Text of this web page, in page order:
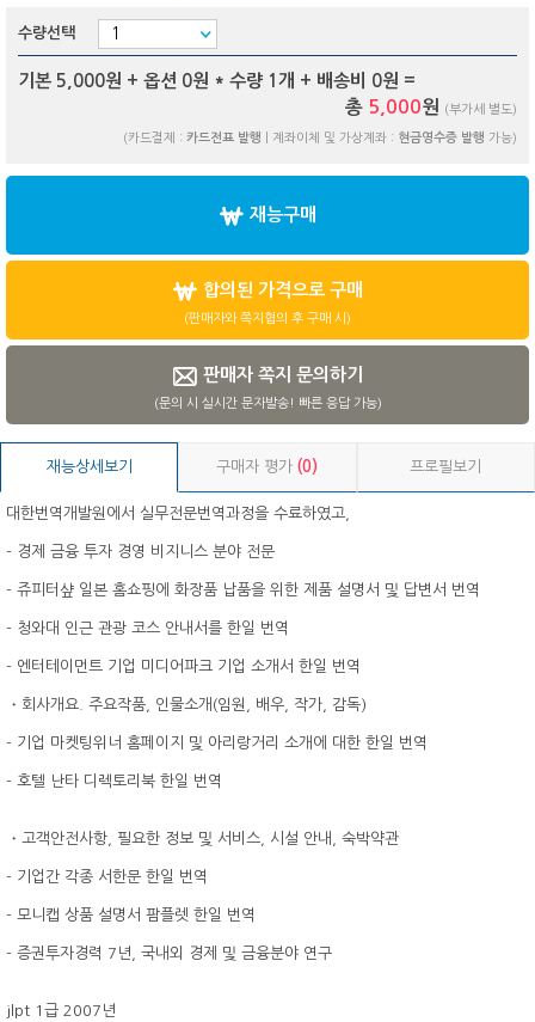
수량선택
기본 5,000원 + 옵션 0원 * 수량 1 개 + 배송비 0원 =
총 5,000원 (부가세 별도)
(카드결제 : 카드전표 발행 | 계좌이체 및 가상계좌 : 현금영수증 발행 가능)
재능구매
합의된 가격으로 구매
(판매자와 쪽지협의 후 구매 시)
판매자 쪽지 문의하기
(문의 시 실시간 문자발송! 빠른 응답 가능)
재능상세보기 구매자 평가(0) 프로필보기
대한번역개발원에서 실무전문번역과정을 수료하였고,
- 경제 금융 투자 경영 비지니스 분야 전문
- 쥬피터샾 일본 홈쇼핑에 화장품 납품을 위한 제품 설명서 및 답변서 번역
- 청와대 인근 관광 코스 안내서를 한일 번역
- 엔터테이먼트 기업 미디어파크 기업 소개서 한일 번역
・회사개요. 주요작품, 인물소개(임원, 배우, 작가, 감독)
- 기업 마켓팅위너 홈페이지 및 아리랑거리 소개에 대한 한일 번역
- 호텔 난타 디렉토리북 한일 번역
・고객안전사항, 필요한 정보 및 서비스, 시설 안내, 숙박약관
- 기업간 각종 서한문 한일 번역
- 모니캡 상품 설명서 팜플렛 한일 번역
- 증권투자경력 7년, 국내외 경제 및 금융분야 연구
jlpt 1급 2007년